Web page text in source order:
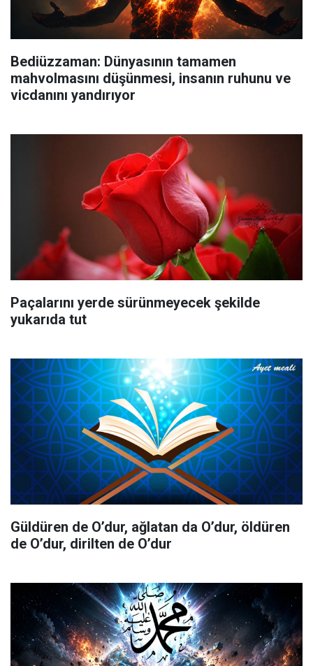
Bediüzzaman: Dünyasının tamamen
mahvolmasını düşünmesi, insanın ruhunu ve
vicdanını yandırıyor
Paçalarını yerde sürünmeyecek şekilde
yukarıda tut
Güldüren de O’dur, ağlatan da O’dur, öldüren
de O’dur, dirilten de O’dur